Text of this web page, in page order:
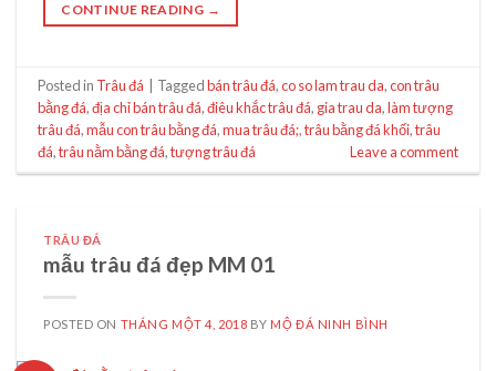
CONTINUE READING →
Posted in Trâu đá Taggedbán trâu đá,co so lam trau da,con trâu
bằng đá,địa chỉ bán trâu đá,điêu khắc trâu đá, gia trau da,làm tượng
trâu đá,mẫu con trâu bằng đá,mua trâu đá;,trâu bằng đá khối,trâu
đá,trâu nằm bằng đá,tượng trâu đá Leave a comment
TRÂU ĐÁ
mẫu trâu đá đẹp MM 01
POSTED ON THÁNG MỘT 4, 2018 BY MỘ ĐÁ NINH BÌNH